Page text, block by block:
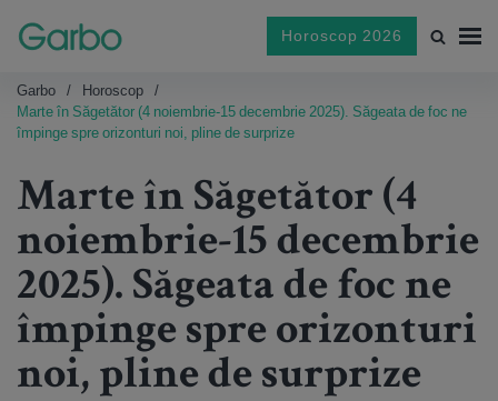
Horoscop 2026
Garbo
Horoscop
Marte în Săgetător (4 noiembrie-15 decembrie 2025). Săgeata de foc ne
împinge spre orizonturi noi, pline de surprize
Marte în Săgetător (4
noiembrie-15 decembrie
2025). Săgeata de foc ne
împinge spre orizonturi
noi, pline de surprize